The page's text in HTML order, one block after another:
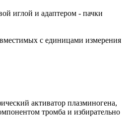
иглой и адаптером - пачки
с единицами измерения
активатор плазминогена,
тромба и избирательно